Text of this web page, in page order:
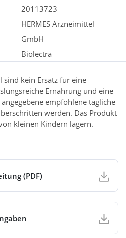
20113723
HERMES Arzneimittel
GmbH
Biolectra
sind kein Ersatz für eine
Ernährung und eine
empfohlene tägliche
werden. Das Produkt
kleinen Kindern lagern.
(PDF)